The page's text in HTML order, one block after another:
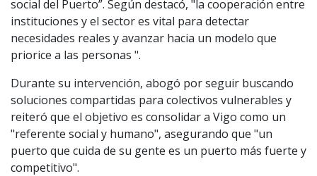
social del Puerto”. Según destacó, "la cooperación entre
instituciones y el sector es vital para detectar
necesidades reales y avanzar hacia un modelo que
priorice a las personas ".
Durante su intervención, abogó por seguir buscando
soluciones compartidas para colectivos vulnerables y
reiteró que el objetivo es consolidar a Vigo como un
"referente social y humano", asegurando que "un
puerto que cuida de su gente es un puerto más fuerte y
competitivo".